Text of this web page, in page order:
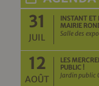
31
JUIL
INSTANT
MAIRIE
Salle des
12
AOÛT
LES
PUBLIC !
Jardin public